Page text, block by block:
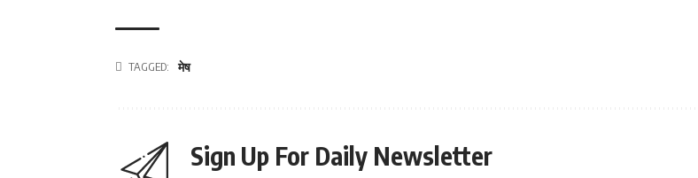
TAGGED: मेष
Sign Up For Daily Newsletter